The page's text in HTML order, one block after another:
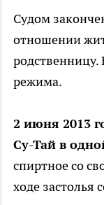
Судом
отношении
родственницу.
режима.
2 июня 2013
Су-Тай в
спиртное со
ходе застолья